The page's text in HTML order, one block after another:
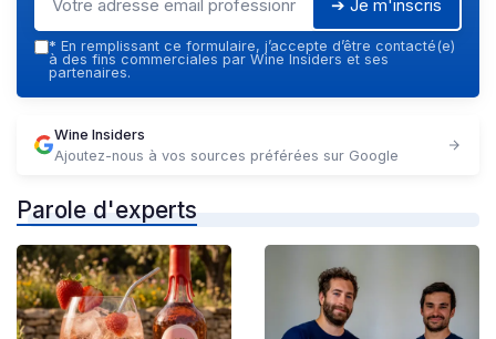
➔ Je m'inscris
* En remplissant ce formulaire, j’accepte d’être contacté(e)
à des fins commerciales par Wine Insiders et ses
partenaires.
Wine Insiders
Ajoutez-nous à vos sources préférées sur Google
Parole d'experts